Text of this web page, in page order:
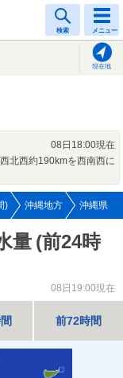
検索 メニュー
現在地
08日18:00現在
北西約190kmを西南西に
) 沖縄地方 沖縄県
量 (前24時
08日19:00現在
前72時間